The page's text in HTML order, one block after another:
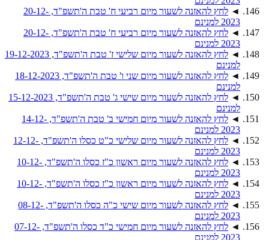
◄
לחץ להאזנה לשעור מיום רביעי ח' טבת ה'תשפ"ד, 20-12-
2023 למנינם
◄
לחץ להאזנה לשעור מיום רביעי ח' טבת ה'תשפ"ד, 20-12-
2023 למנינם
◄
לחץ להאזנה לשעור מיום שלישי ז' טבת ה'תשפ"ד, 19-12-2023
למנינם
◄
לחץ להאזנה לשעור מיום שני ו' טבת ה'תשפ"ד, 18-12-2023
למנינם
◄
לחץ להאזנה לשעור מיום שישי ג' טבת ה'תשפ"ד, 15-12-2023
למנינם
◄
לחץ להאזנה לשעור מיום חמישי ב' טבת ה'תשפ"ד, 14-12-
2023 למנינם
◄
לחץ להאזנה לשעור מיום שלישי כ"ט כסלו ה'תשפ"ד, 12-12-
2023 למנינם
◄
לחץ להאזנה לשעור מיום ראשון כ"ז כסלו ה'תשפ"ד, 10-12-
2023 למנינם
◄
לחץ להאזנה לשעור מיום ראשון כ"ז כסלו ה'תשפ"ד, 10-12-
2023 למנינם
◄
לחץ להאזנה לשעור מיום שישי כ"ה כסלו ה'תשפ"ד, 08-12-
2023 למנינם
◄
לחץ להאזנה לשעור מיום חמישי כ"ד כסלו ה'תשפ"ד, 07-12-
2023 למנינם